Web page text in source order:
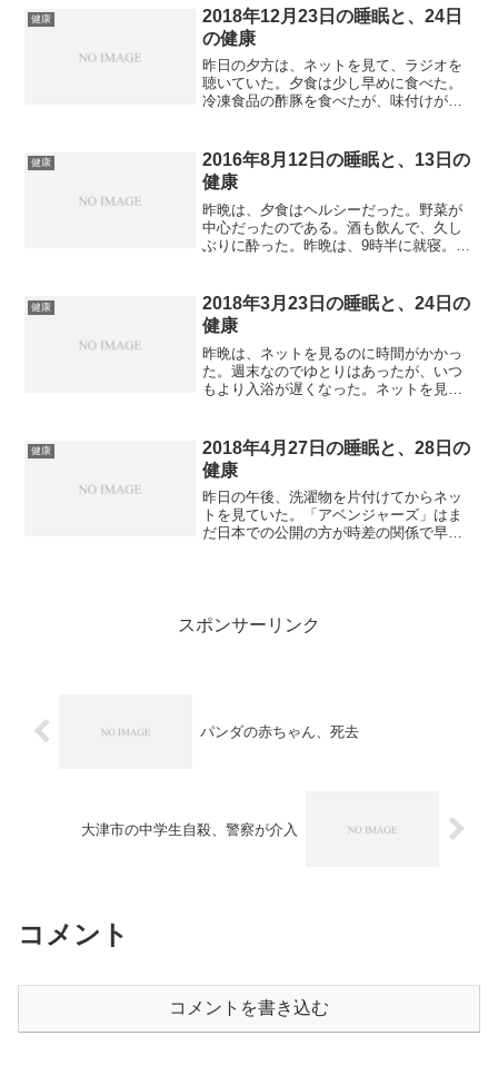
トも一応大体見たところで、眠りについ
た。睡眠は夢は見たものの、...
健康
2018年12月23日の睡眠と、24日
の健康
昨日の夕方は、ネットを見て、ラジオを
聴いていた。夕食は少し早めに食べた。
冷凍食品の酢豚を食べたが、味付けが濃
ドに寝っ転がって見ていたが、見終わっ
た後、起きるのが...
健康
2016年8月12日の睡眠と、13日の
健康
昨晩は、夕食はヘルシーだった。野菜が
中心だったのである。酒も飲んで、久し
ぶりに酔った。昨晩は、9時半に就寝。深
かり眠った。空が明るくなり、6時で目が
覚めた。朝食を食...
健康
2018年3月23日の睡眠と、24日の
健康
昨晩は、ネットを見るのに時間がかかっ
た。週末なのでゆとりはあったが、いつ
もより入浴が遅くなった。ネットを見終
し異常がある感じだが、微妙であった。
そんなこと...
健康
2018年4月27日の睡眠と、28日の
健康
昨日の午後、洗濯物を片付けてからネッ
トを見ていた。「アベンジャーズ」はま
だ日本での公開の方が時差の関係で早い
スポンサーリンク
パンダの赤ちゃん、死去
大津市の中学生自殺、警察が介入
コメント
コメントを書き込む